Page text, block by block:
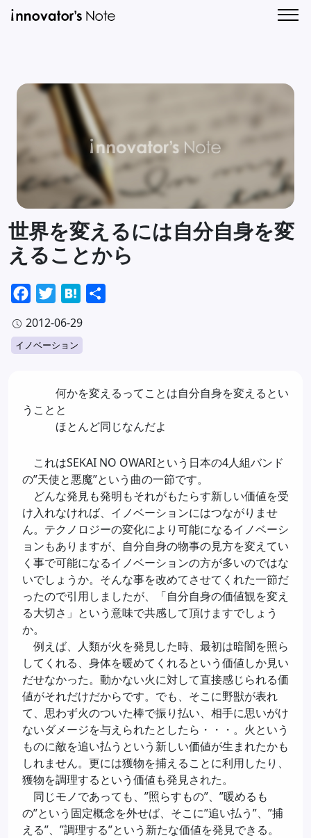
世界を変えるには自分自身を変
えることから
FacebookTwitterHatena
2012-06-29
イノベーション
何かを変えるってことは自分自身を変えるとい
うことと
ほとんど同じなんだよ
これはSEKAI NO OWARIという日本の4人組バンド
の”天使と悪魔”という曲の一節です。
どんな発見も発明もそれがもたらす新しい価値を受
け入れなければ、イノベーションにはつながりませ
ん。テクノロジーの変化により可能になるイノベーシ
ョンもありますが、自分自身の物事の見方を変えてい
く事で可能になるイノベーションの方が多いのではな
いでしょうか。そんな事を改めてさせてくれた一節だ
ったので引用しましたが、「自分自身の価値観を変え
る大切さ」という意味で共感して頂けますでしょう
か。
例えば、人類が火を発見した時、最初は暗闇を照ら
してくれる、身体を暖めてくれるという価値しか見い
だせなかった。動かない火に対して直接感じられる価
値がそれだけだからです。でも、そこに野獣が表れ
て、思わず火のついた棒で振り払い、相手に思いがけ
ないダメージを与えられたとしたら・・・。火という
ものに敵を追い払うという新しい価値が生まれたかも
しれません。更には獲物を捕えることに利用したり、
獲物を調理するという価値も発見された。
同じモノであっても、”照らすもの”、”暖めるも
の”という固定概念を外せば、そこに”追い払う”、”捕
える”、”調理する”という新たな価値を発見できる。